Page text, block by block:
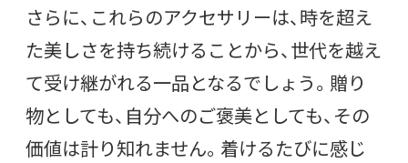
さらに、これらのアクセサリーは、時を超え
た美しさを持ち続けることから、世代を越え
て受け継がれる一品となるでしょう。贈り
物としても、自分へのご褒美としても、その
価値は計り知れません。着けるたびに感じ